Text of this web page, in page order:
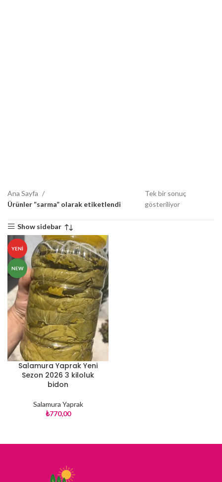
Ana Sayfa
Ürünler “sarma” olarak etiketlendi
Tek bir sonuç
gösteriliyor
Show sidebar
YENI
NEW
Salamura Yaprak Yeni
Sezon 2026 3 kiloluk
bidon
Salamura Yaprak
₺770,00